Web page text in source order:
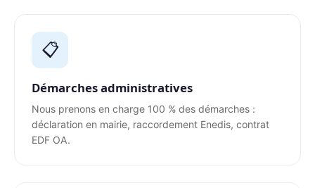
📋
Démarches administratives
Nous prenons en charge 100 % des démarches :
déclaration en mairie, raccordement Enedis, contrat
EDF OA.